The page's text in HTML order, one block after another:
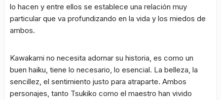
lo hacen y entre ellos se establece una relación muy
particular que va profundizando en la vida y los miedos de
ambos.
Kawakami no necesita adornar su historia, es como un
buen haiku, tiene lo necesario, lo esencial. La belleza, la
sencillez, el sentimiento justo para atraparte. Ambos
personajes, tanto Tsukiko como el maestro han vivido